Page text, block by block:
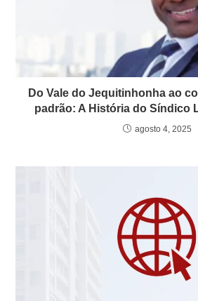
Do Vale do Jequitinhonha ao
padrão: A História do Síndico
agosto 4, 2025